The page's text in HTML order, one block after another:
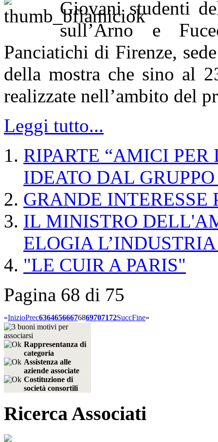
Giovani studenti
sull’Arno e
Panciatichi di Firenze,
della mostra che sino al
realizzate nell’ambito del
Leggi tutto...
RIPARTE “AMICI PER
IDEATO DAL
GRANDE
IL MINISTRO
ELOGIA
"LE CUIR A PARIS"
Pagina 68 di 75
«InizioPrec63646566676869707172SuccFine»
Rappresentanza di
categoria
Assistenza alle
aziende associate
Costituzione di
società consortili
Ricerca Associati